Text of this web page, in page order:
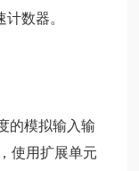
数器。
的模拟输入输
使用扩展单元